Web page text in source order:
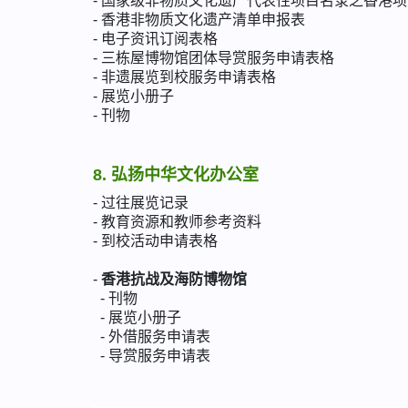
- 香港非物质文化遗产清单申报表
- 电子资讯订阅表格
- 三栋屋博物馆团体导赏服务申请表格
- 非遗展览到校服务申请表格
- 展览小册子
- 刊物
8. 弘扬中华文化办公室
- 过往展览记录
- 教育资源和教师参考资料
- 到校活动申请表格
- 香港抗战及海防博物馆
- 刊物
- 展览小册子
- 外借服务申请表
- 导赏服务申请表